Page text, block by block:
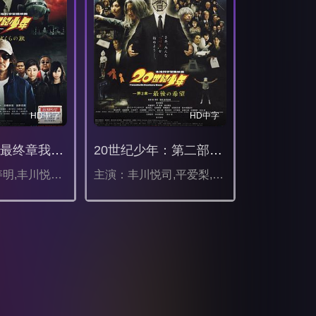
HD中字
20世纪少年最终章我们的旗帜
主演：唐泽寿明,丰川悦司,平爱梨,常盘贵子,黑木瞳,香川照之,宫迫博之,石桥莲司,木南晴夏,神木隆之介,藤木直人,光石研,福田麻由子
HD中字
20世纪少年：第二部最后的希望
主演：丰川悦司,平爱梨,木南晴夏,唐泽寿明,常盘贵子,香川照之,藤木直人,小日向文世,佐佐木藏之介,森山未来,古田新太,小池荣子